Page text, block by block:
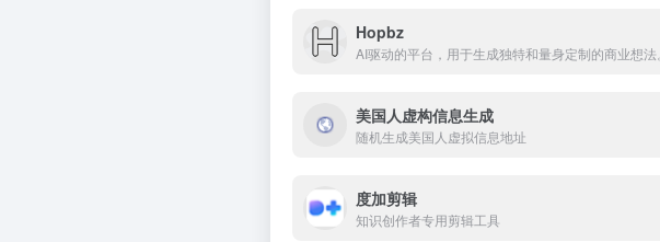
Hopbz
AI驱动的平台，用于生成独特和量身定制的商业想法。
美国人虚构信息生成
随机生成美国人虚拟信息地址
度加剪辑
知识创作者专用剪辑工具